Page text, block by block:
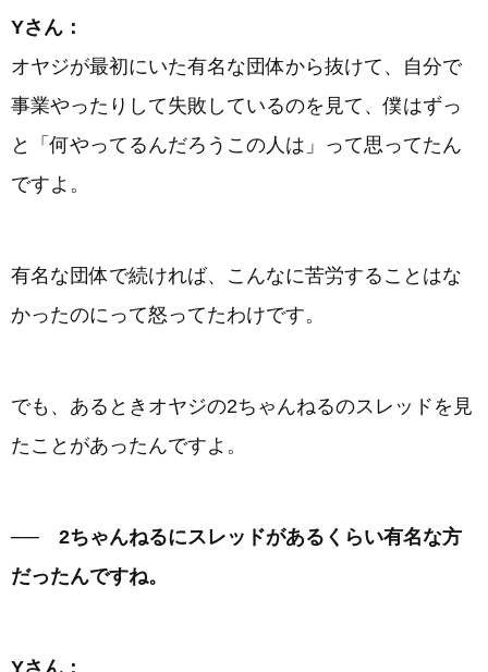
Yさん：
オヤジが最初にいた有名な団体から抜けて、自分で
事業やったりして失敗しているのを見て、僕はずっ
と「何やってるんだろうこの人は」って思ってたん
ですよ。
有名な団体で続ければ、こんなに苦労することはな
かったのにって怒ってたわけです。
でも、あるときオヤジの2ちゃんねるのスレッドを見
たことがあったんですよ。
── 2ちゃんねるにスレッドがあるくらい有名な方
だったんですね。
Yさん：